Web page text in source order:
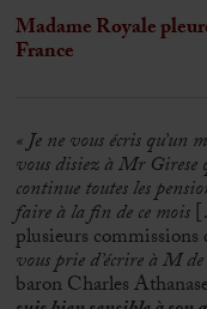
Madame Royale
France
« Je ne vous écris
vous disiez à Mr Girese
continue toutes les
faire à la fin de ce mois
plusieurs commissions
vous prie d’écrire à M
baron Charles